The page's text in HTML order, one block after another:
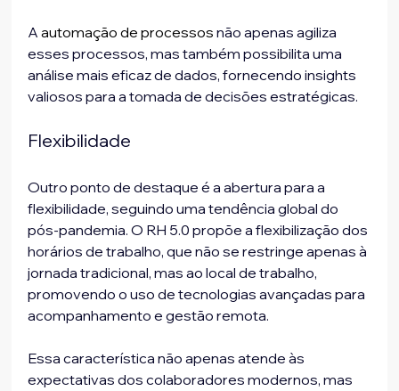
A automação de processos não apenas agiliza
esses processos, mas também possibilita uma
análise mais eficaz de dados, fornecendo insights
valiosos para a tomada de decisões estratégicas.
Flexibilidade
Outro ponto de destaque é a abertura para a
flexibilidade, seguindo uma tendência global do
pós-pandemia. O RH 5.0 propõe a flexibilização dos
horários de trabalho, que não se restringe apenas à
jornada tradicional, mas ao local de trabalho,
promovendo o uso de tecnologias avançadas para
acompanhamento e gestão remota.
Essa característica não apenas atende às
expectativas dos colaboradores modernos, mas